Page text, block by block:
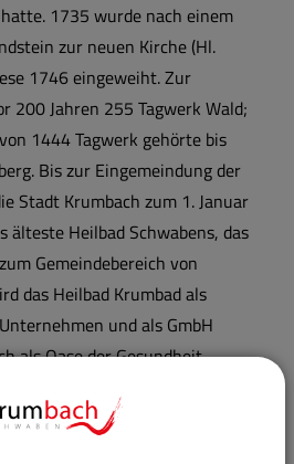
1735 wurde nach einem
zur neuen Kirche (Hl.
1746 eingeweiht. Zur
200 Jahren 255 Tagwerk Wald;
1444 Tagwerk gehörte bis
Bis zur Eingemeindung der
Stadt Krumbach zum 1. Januar
älteste Heilbad Schwabens, das
Gemeindebereich von
das Heilbad Krumbad als
und als GmbH
als Oase der Gesundheit
auch die Heilkraft des